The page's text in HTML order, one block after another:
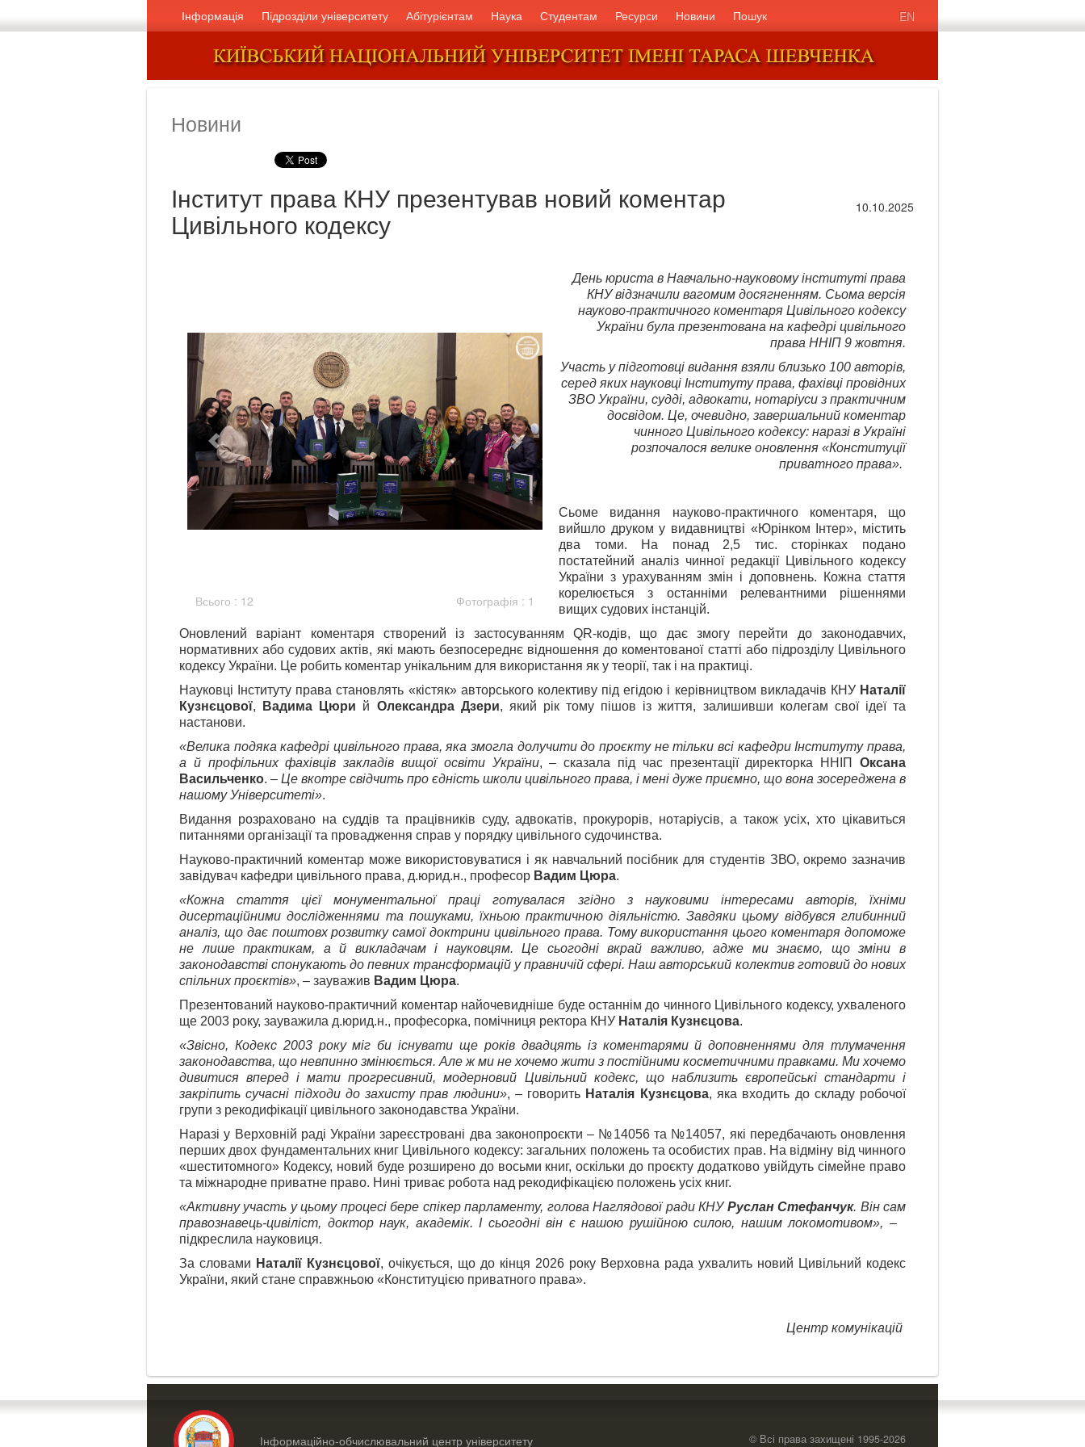
Інформація Підрозділи університету Абітурієнтам Наука Студентам Ресурси Новини Пошук EN
Новини
Інститут права КНУ презентував новий коментар
Цивільного кодексу 10.10.2025
Всього : 12 Фотографія : 1
День юриста в Навчально-науковому інституті права
КНУ відзначили вагомим досягненням. Сьома версія
науково-практичного коментаря Цивільного кодексу
України була презентована на кафедрі цивільного
права ННІП 9 жовтня.
Участь у підготовці видання взяли близько 100 авторів,
серед яких науковці Інституту права, фахівці провідних
ЗВО України, судді, адвокати, нотаріуси з практичним
досвідом. Це, очевидно, завершальний коментар
чинного Цивільного кодексу: наразі в Україні
розпочалося велике оновлення «Конституції
приватного права».
Сьоме видання науково-практичного коментаря, що
вийшло друком у видавництві «Юрінком Інтер», містить
два томи. На понад 2,5 тис. сторінках подано
постатейний аналіз чинної редакції Цивільного кодексу
України з урахуванням змін і доповнень. Кожна стаття
корелюється з останніми релевантними рішеннями
вищих судових інстанцій.
Оновлений варіант коментаря створений із застосуванням QR-кодів, що дає змогу перейти до законодавчих,
нормативних або судових актів, які мають безпосереднє відношення до коментованої статті або підрозділу Цивільного
кодексу України. Це робить коментар унікальним для використання як у теорії, так і на практиці.
Науковці Інституту права становлять «кістяк» авторського колективу під егідою і керівництвом викладачів КНУ Наталії
Кузнєцової, Вадима Цюри й Олександра Дзери, який рік тому пішов із життя, залишивши колегам свої ідеї та
настанови.
«Велика подяка кафедрі цивільного права, яка змогла долучити до проєкту не тільки всі кафедри Інституту права,
а й профільних фахівців закладів вищої освіти України, – сказала під час презентації директорка ННІПОксана
Васильченко. – Це вкотре свідчить про єдність школи цивільного права, і мені дуже приємно, що вона зосереджена в
нашому Університеті».
Видання розраховано на суддів та працівників суду, адвокатів, прокурорів, нотаріусів, а також усіх, хто цікавиться
питаннями організації та провадження справ у порядку цивільного судочинства.
Науково-практичний коментар може використовуватися і як навчальний посібник для студентів ЗВО, окремо зазначив
завідувач кафедри цивільного права, д.юрид.н., професор Вадим Цюра.
«Кожна стаття цієї монументальної праці готувалася згідно з науковими інтересами авторів, їхніми
дисертаційними дослідженнями та пошуками, їхньою практичною діяльністю. Завдяки цьому відбувся глибинний
аналіз, що дає поштовх розвитку самої доктрини цивільного права. Тому використання цього коментаря допоможе
не лише практикам, а й викладачам і науковцям. Це сьогодні вкрай важливо, адже ми знаємо, що зміни в
законодавстві спонукають до певних трансформацій у правничій сфері. Наш авторський колектив готовий до нових
спільних проєктів», – зауважив Вадим Цюра.
Презентований науково-практичний коментар найочевидніше буде останнім до чинного Цивільного кодексу, ухваленого
ще 2003 року, зауважила д.юрид.н., професорка, помічниця ректора КНУ Наталія Кузнєцова.
«Звісно, Кодекс 2003 року міг би існувати ще років двадцять із коментарями й доповненнями для тлумачення
законодавства, що невпинно змінюється. Але ж ми не хочемо жити з постійними косметичними правками. Ми хочемо
дивитися вперед і мати прогресивний, модерновий Цивільний кодекс, що наблизить європейські стандарти і
закріпить сучасні підходи до захисту прав людини», – говорить Наталія Кузнєцова, яка входить до складу робочої
групи з рекодифікації цивільного законодавства України.
Наразі у Верховній раді України зареєстровані два законопроєкти – №14056 та №14057, які передбачають оновлення
перших двох фундаментальних книг Цивільного кодексу: загальних положень та особистих прав. На відміну від чинного
«шеститомного» Кодексу, новий буде розширено до восьми книг, оскільки до проєкту додатково увійдуть сімейне право
та міжнародне приватне право. Нині триває робота над рекодифікацією положень усіх книг.
«Активну участь у цьому процесі бере спікер парламенту, голова Наглядової ради КНУРуслан Стефанчук. Він сам
правознавець-цивіліст, доктор наук, академік. І сьогодні він є нашою рушійною силою, нашим локомотивом», –
підкреслила науковиця.
За словами Наталії Кузнєцової, очікується, що до кінця 2026 року Верховна рада ухвалить новий Цивільний кодекс
України, який стане справжньою «Конституцією приватного права».
Центр комунікацій
Інформаційно-обчислювальний центр університету © Всі права захищені 1995-2026